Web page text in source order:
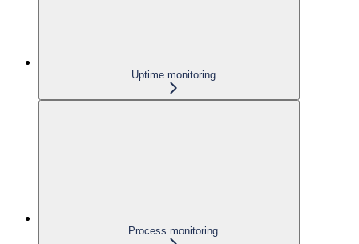
Uptime monitoring
Process monitoring